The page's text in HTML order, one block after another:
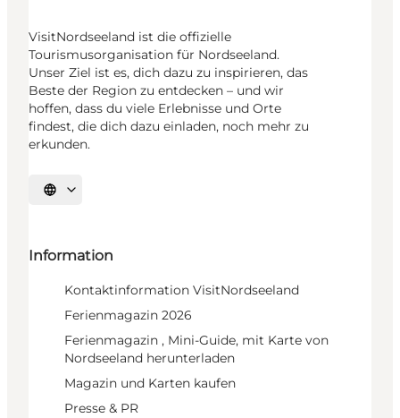
VisitNordseeland ist die offizielle
Tourismusorganisation für Nordseeland.
Unser Ziel ist es, dich dazu zu inspirieren, das
Beste der Region zu entdecken – und wir
hoffen, dass du viele Erlebnisse und Orte
findest, die dich dazu einladen, noch mehr zu
erkunden.
Sprache auswählen
Information
Kontaktinformation VisitNordseeland
Ferienmagazin 2026
Ferienmagazin , Mini-Guide, mit Karte von
Nordseeland herunterladen
Magazin und Karten kaufen
Presse & PR